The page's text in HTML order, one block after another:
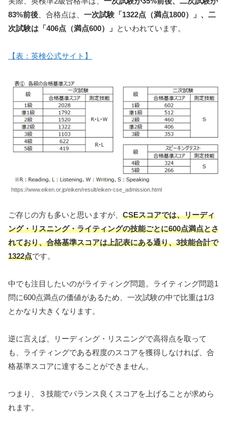
83%前後 、合格点は、 一次試験「1322点（満点1800）」、二
次試験は「406点（満点600）」 といわれています。
【表：英検公式サイト】
https://www.eiken.or.jp/eiken/result/eiken-cse_admission.html
ご存じの方も多いと思いますが、 CSEスコアでは、リーディ
ング・リスニング・ライティングの技能ごとに600点満点とさ
れており、合格基準スコアは上記表にある通り、3技能合計で
1322点です。
中でも注目したいのがライティング問題。ライティング問題1
問に600点満点の価値があるため、一次試験の中で比重は1/3
とかなり大きくなります。
逆に言えば、リーディング・リスニングで高得点を取って
も、ライティングである程度のスコアを獲得しなければ、合
格基準スコアに達することができません。
つまり、３技能でバランス良くスコアを上げることが求めら
れます。